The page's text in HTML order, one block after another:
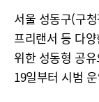
서울 성동구(구
프리랜서 등 다
위한 성동형 공
19일부터 시범